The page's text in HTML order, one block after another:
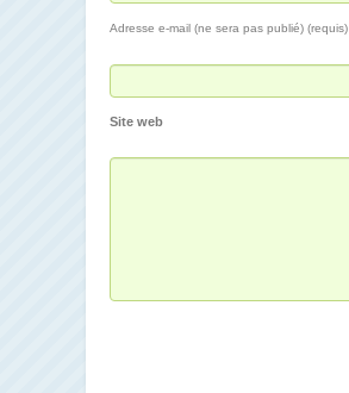
Adresse e-mail (ne sera pas publié) (requis)
Site web